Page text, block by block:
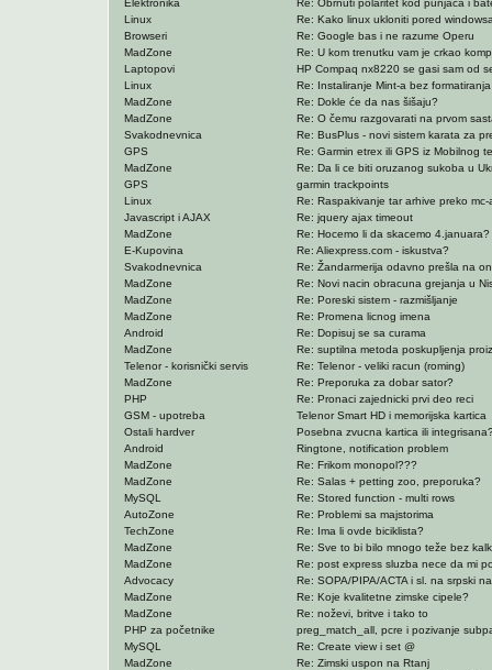
Elektronika
Re: Obrnuti polaritet kod punjaca i
Linux
Re: Kako linux ukloniti pored
Browseri
Re: Google bas i ne razume Operu
MadZone
Re: U kom trenutku vam je crkao
Laptopovi
HP Compaq nx8220 se gasi sam od
Linux
Re: Instaliranje Mint-a bez
MadZone
Re: Dokle će da nas šišaju?
MadZone
Re: O čemu razgovarati na prvom
Svakodnevnica
Re: BusPlus - novi sistem karata za
GPS
Re: Garmin etrex ili GPS iz Mobilnog
MadZone
Re: Da li ce biti oruzanog sukoba u
GPS
garmin trackpoints
Linux
Re: Raspakivanje tar arhive preko mc-
Javascript i AJAX
Re: jquery ajax timeout
MadZone
Re: Hocemo li da skacemo 4.januara?
E-Kupovina
Re: Aliexpress.com - iskustva?
Svakodnevnica
Re: Žandarmerija odavno prešla na
MadZone
Re: Novi nacin obracuna grejanja u
MadZone
Re: Poreski sistem - razmišljanje
MadZone
Re: Promena licnog imena
Android
Re: Dopisuj se sa curama
MadZone
Re: suptilna metoda poskupljenja
Telenor - korisnički servis
Re: Telenor - veliki racun (roming)
MadZone
Re: Preporuka za dobar sator?
PHP
Re: Pronaci zajednicki prvi deo reci
GSM - upotreba
Telenor Smart HD i memorijska kartica
Ostali hardver
Posebna zvucna kartica ili
Android
Ringtone, notification problem
MadZone
Re: Frikom monopol???
MadZone
Re: Salas + petting zoo, preporuka?
MySQL
Re: Stored function - multi rows
AutoZone
Re: Problemi sa majstorima
TechZone
Re: Ima li ovde biciklista?
MadZone
Re: Sve to bi bilo mnogo teže bez
MadZone
Re: post express sluzba nece da mi
Advocacy
Re: SOPA/PIPA/ACTA i sl. na srpski
MadZone
Re: Koje kvalitetne zimske cipele?
MadZone
Re: noževi, britve i tako to
PHP za početnike
preg_match_all, pcre i pozivanje
MySQL
Re: Create view i set @
MadZone
Re: Zimski uspon na Rtanj